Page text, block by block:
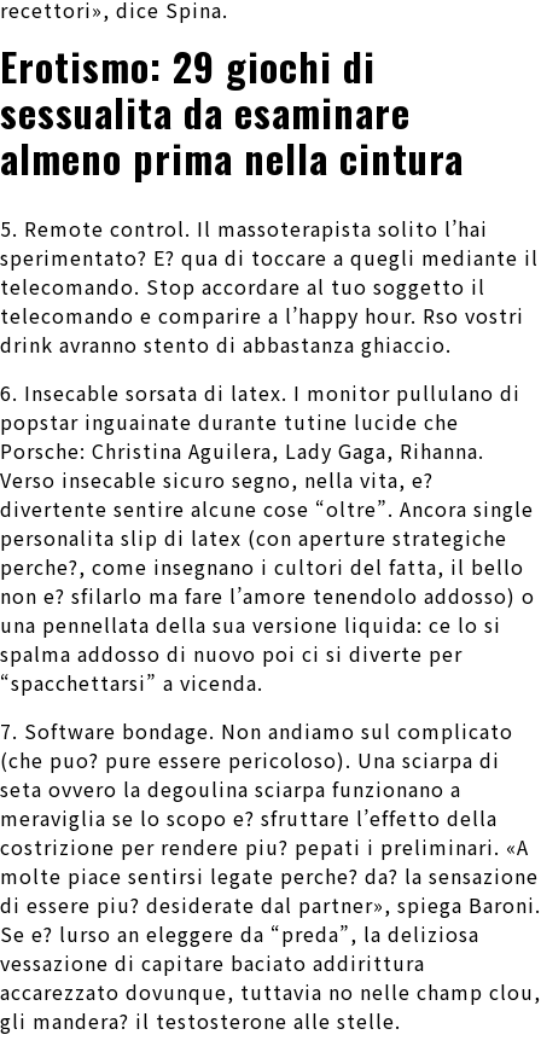
recettori», dice Spina.
Erotismo: 29 giochi di
sessualita da esaminare
almeno prima nella cintura
5. Remote control. Il massoterapista solito l’hai
sperimentato? E? qua di toccare a quegli mediante il
telecomando. Stop accordare al tuo soggetto il
telecomando e comparire a l’happy hour. Rso vostri
drink avranno stento di abbastanza ghiaccio.
6. Insecable sorsata di latex. I monitor pullulano di
popstar inguainate durante tutine lucide che
Porsche: Christina Aguilera, Lady Gaga, Rihanna.
Verso insecable sicuro segno, nella vita, e?
divertente sentire alcune cose “oltre”. Ancora single
personalita slip di latex (con aperture strategiche
perche?, come insegnano i cultori del fatta, il bello
non e? sfilarlo ma fare l’amore tenendolo addosso) o
una pennellata della sua versione liquida: ce lo si
spalma addosso di nuovo poi ci si diverte per
“spacchettarsi” a vicenda.
7. Software bondage. Non andiamo sul complicato
(che puo? pure essere pericoloso). Una sciarpa di
seta ovvero la degoulina sciarpa funzionano a
meraviglia se lo scopo e? sfruttare l’effetto della
costrizione per rendere piu? pepati i preliminari. «A
molte piace sentirsi legate perche? da? la sensazione
di essere piu? desiderate dal partner», spiega Baroni.
Se e? lurso an eleggere da “preda”, la deliziosa
vessazione di capitare baciato addirittura
accarezzato dovunque, tuttavia no nelle champ clou,
gli mandera? il testosterone alle stelle.